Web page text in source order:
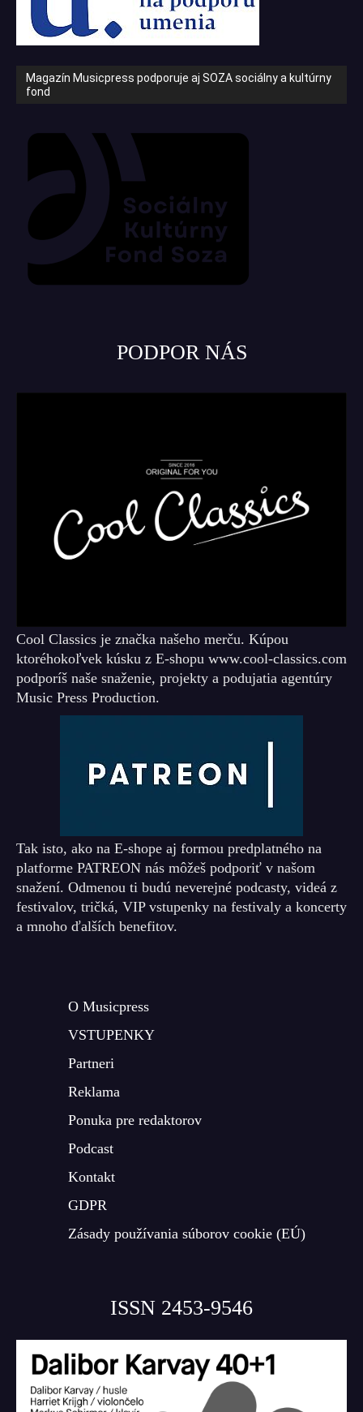
Magazín Musicpress podporuje aj SOZA sociálny a kultúrny
fond
PODPOR NÁS
Cool Classics je značka našeho merču. Kúpou
ktoréhokoľvek kúsku z E-shopu www.cool-classics.com
podporíš naše snaženie, projekty a podujatia agentúry
Music Press Production.
Tak isto, ako na E-shope aj formou predplatného na
platforme PATREON nás môžeš podporiť v našom
snažení. Odmenou ti budú neverejné podcasty, videá z
festivalov, tričká, VIP vstupenky na festivaly a koncerty
a mnoho ďalších benefitov.
O Musicpress
VSTUPENKY
Partneri
Reklama
Ponuka pre redaktorov
Podcast
Kontakt
GDPR
Zásady používania súborov cookie (EÚ)
ISSN 2453-9546